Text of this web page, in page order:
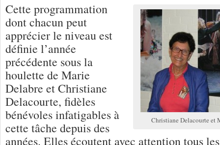
Christiane Delacourte et
Cette programmation
dont chacun peut
apprécier le niveau est
définie l’année
précédente sous la
houlette de Marie
Delabre et Christiane
Delacourte, fidèles
bénévoles infatigables à
cette tâche depuis des
années. Elles écoutent avec attention tous